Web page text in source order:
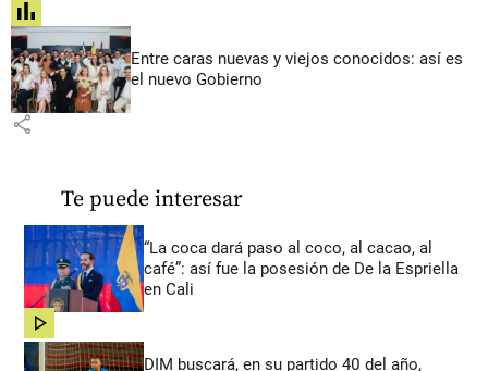
share
Entre caras nuevas y viejos conocidos: así es
el nuevo Gobierno
share
Te puede interesar
“La coca dará paso al coco, al cacao, al
café”: así fue la posesión de De la Espriella
en Cali
share
DIM buscará, en su partido 40 del año,